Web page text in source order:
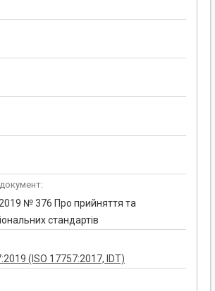
№ 376 Про прийняття та
стандартів
(ISO 17757:2017, IDT)